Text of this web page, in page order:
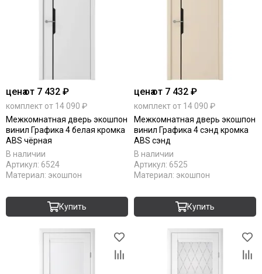
ценаот 7 432 ₽
комплект от 14 090 ₽
Межкомнатная дверь экошпон
винил Графика 4 белая кромка
ABS чёрная
В наличии
Артикул: 6524
Материал: экошпон
Купить
ценаот 7 432 ₽
комплект от 14 090 ₽
Межкомнатная дверь экошпон
винил Графика 4 сэнд кромка
ABS сэнд
В наличии
Артикул: 6525
Материал: экошпон
Купить